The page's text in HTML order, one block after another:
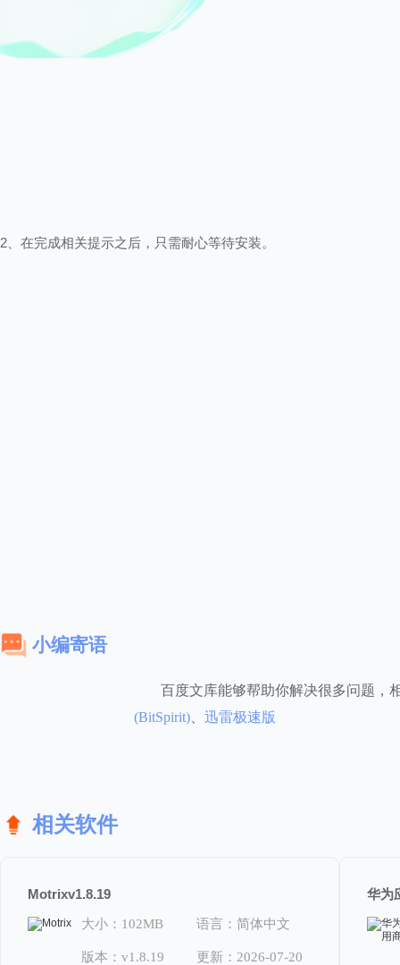
2、在完成相关提示之后，只需耐心等待安装。
小编寄语
百度文库能够帮助你解决很多问题，
(BitSpirit)
迅雷极速版
相关软件
Motrixv1.8.19
大小：102MB 语言：简体中文
版本：v1.8.19 更新：2026-07-20